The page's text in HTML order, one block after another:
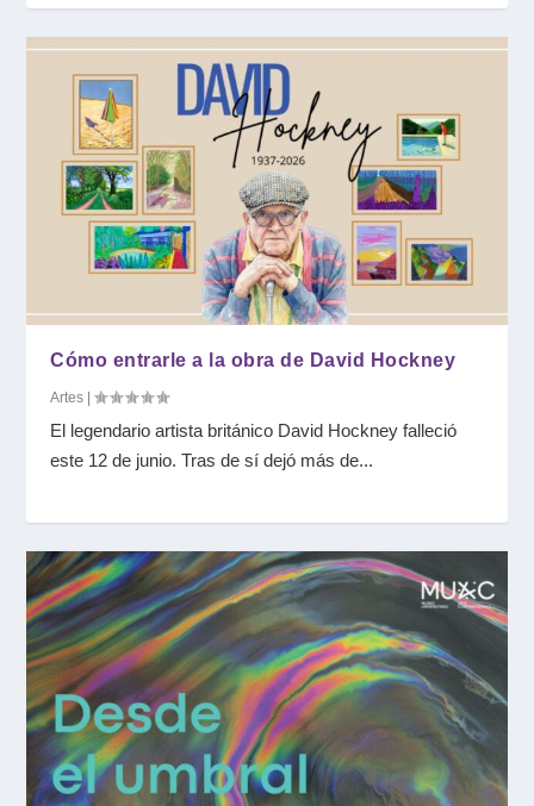
Cómo entrarle a la obra de David Hockney
Artes |
El legendario artista británico David Hockney falleció
este 12 de junio. Tras de sí dejó más de...